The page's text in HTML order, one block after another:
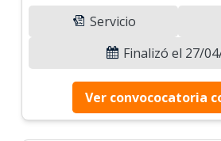
Servicio
Finalizó el 27/
Ver convococatoria